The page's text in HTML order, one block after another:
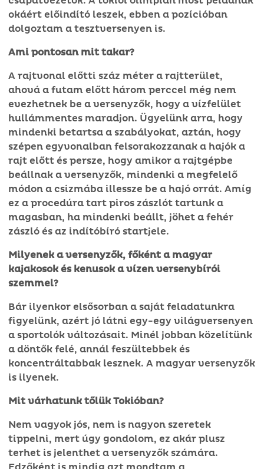
okáért előindító leszek, ebben a pozícióban
dolgoztam a tesztversenyen is.
Ami pontosan mit takar?
A rajtvonal előtti száz méter a rajtterület,
ahová a futam előtt három perccel még nem
evezhetnek be a versenyzők, hogy a vízfelület
hullámmentes maradjon. Ügyelünk arra, hogy
mindenki betartsa a szabályokat, aztán, hogy
szépen egyvonalban felsorakozzanak a hajók a
rajt előtt és persze, hogy amikor a rajtgépbe
beállnak a versenyzők, mindenki a megfelelő
módon a csizmába illessze be a hajó orrát. Amíg
ez a procedúra tart piros zászlót tartunk a
magasban, ha mindenki beállt, jöhet a fehér
zászló és az indítóbíró startjele.
Milyenek a versenyzők, főként a magyar
kajakosok és kenusok a vízen versenybírói
szemmel?
Bár ilyenkor elsősorban a saját feladatunkra
figyelünk, azért jó látni egy-egy világversenyen
a sportolók változásait. Minél jobban közelítünk
a döntők felé, annál feszültebbek és
koncentráltabbak lesznek. A magyar versenyzők
is ilyenek.
Mit várhatunk tőlük Tokióban?
Nem vagyok jós, nem is nagyon szeretek
tippelni, mert úgy gondolom, ez akár plusz
terhet is jelenthet a versenyzők számára.